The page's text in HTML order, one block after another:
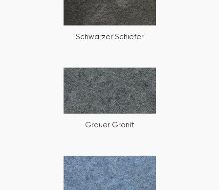
Schwarzer Schiefer
Grauer Granit